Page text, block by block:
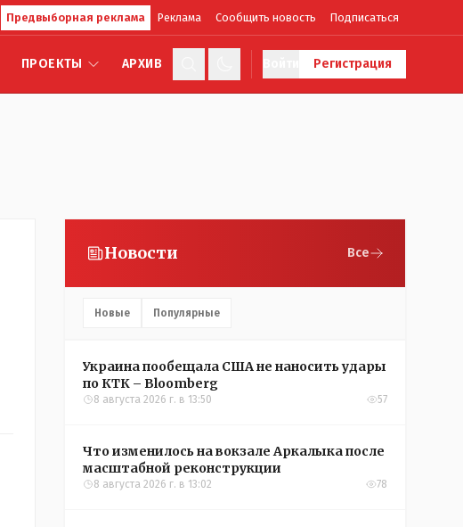
Предвыборная реклама Реклама Сообщить новость Подписаться
ПРОЕКТЫ АРХИВ Регистрация
Новости Все
Новые Популярные
Украина пообещала США не наносить удары
по КТК – Bloomberg
8 августа 2026 г. в 13:50 57
Что изменилось на вокзале Аркалыка после
масштабной реконструкции
8 августа 2026 г. в 13:02 78